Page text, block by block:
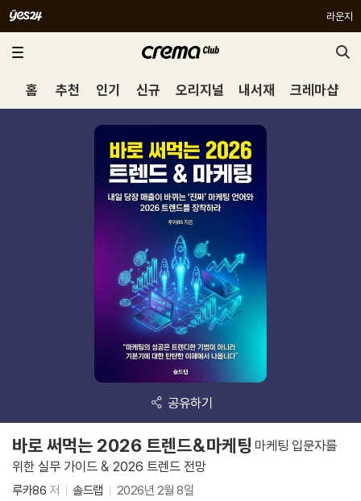
라운지
홈 추천 인기 신규 오리지널 내서재 크레마샵
공유하기
바로 써먹는 2026 트렌드&마케팅 마케팅 입문자를
위한 실무 가이드 & 2026 트렌드 전망
루카86 저 솔드랩 2026년 2월 8일